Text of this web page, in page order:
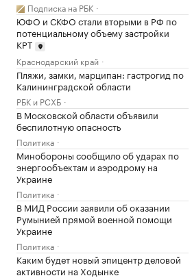
Подписка на РБК
ЮФО и СКФО стали вторыми в РФ по
потенциальному объему застройки
КРТ
Краснодарский край
Пляжи, замки, марципан: гастрогид по
Калининградской области
РБК и РСХБ
В Московской области объявили
беспилотную опасность
Политика
Минобороны сообщило об ударах по
энергообъектам и аэродрому на
Украине
Политика
В МИД России заявили об оказании
Румынией прямой военной помощи
Украине
Политика
Каким будет новый эпицентр деловой
активности на Ходынке